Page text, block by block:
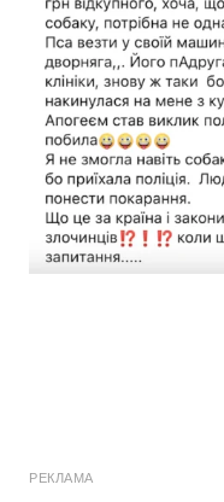
РЕКЛАМА